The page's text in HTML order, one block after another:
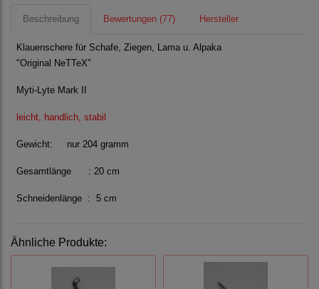
Beschreibung Bewertungen (77) Hersteller
Klauenschere für Schafe, Ziegen, Lama u. Alpaka
"Original NeTTeX"
Myti-Lyte Mark II
leicht, handlich, stabil
Gewicht: nur 204 gramm
Gesamtlänge : 20 cm
Schneidenlänge : 5 cm
Ähnliche Produkte: